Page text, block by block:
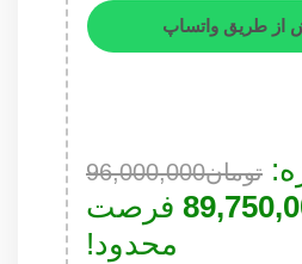
از طریق واتساپ
تومان96,000,000
فرصت
محدود!